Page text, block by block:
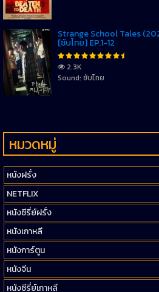
Strange School Tales
[ซับไทย] EP.1-12
2.3K
Sound: ซับไทย
หมวดหมู่
หนังฝรั่ง
NETFLIX
หนังซีรี่ย์ฝรั่ง
หนังเกาหลี
หนังการ์ตูน
หนังจีน
หนังซีรี่ย์เกาหลี